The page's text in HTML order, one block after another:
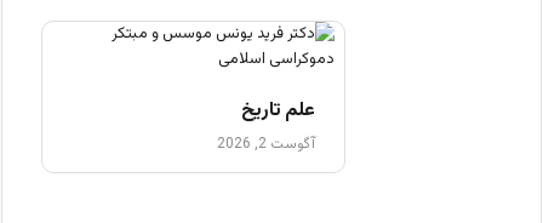
علم تاریخ
آگوست 2, 2026